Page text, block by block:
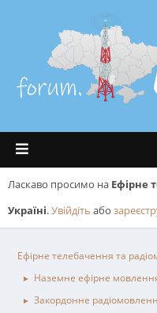
Ласкаво просимо на Ефірне
Україні.Увійдіть або
Ефірне телебачення та
► Наземне ефірне
► Закордонне